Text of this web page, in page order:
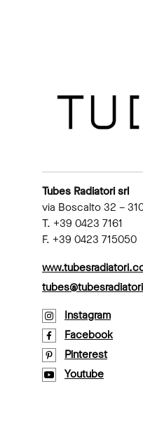
Tubes Radiatori srl
via Boscalto 32 –
T. +39 0423 7161
F. +39 0423 715050
Instagram
Facebook
Pinterest
Youtube